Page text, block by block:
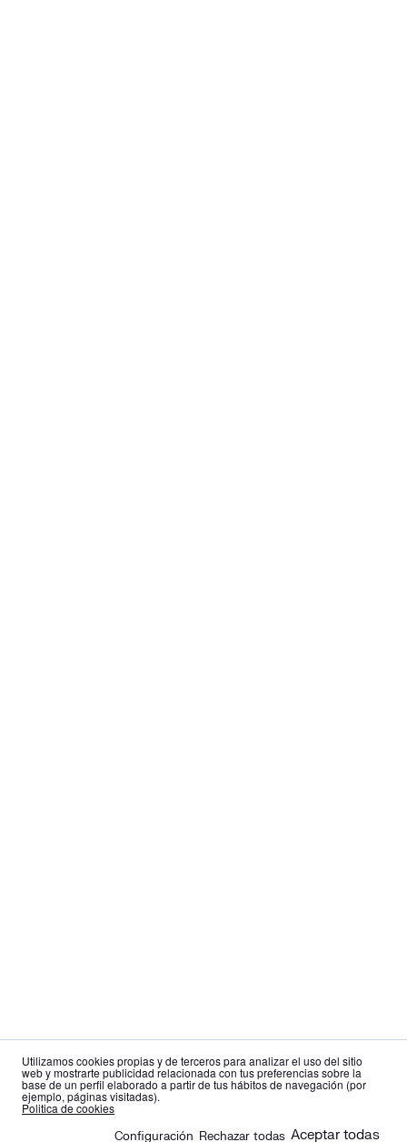
Utilizamos cookies propias y de terceros para analizar el uso del sitio
web y mostrarte publicidad relacionada con tus preferencias sobre la
base de un perfil elaborado a partir de tus hábitos de navegación (por
ejemplo, páginas visitadas).
Politica de cookies
Configuración Aceptar todas
Rechazar todas
es en